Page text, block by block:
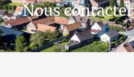
Nous contacter